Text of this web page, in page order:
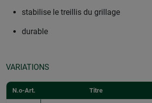
stabilise le treillis du grillage
durable
VARIATIONS
N.o-Art. Titre